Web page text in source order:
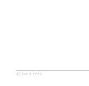
JComments